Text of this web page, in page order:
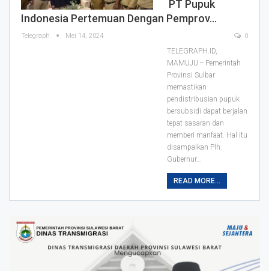
PT Pupuk
Indonesia Pertemuan Dengan Pemprov…
Telegraph Mei 14, 2024 0
TELEGRAPH.ID,
MAMUJU -- Pemerintah
Provinsi Sulbar
memastikan
pendistribusian pupuk
bersubsidi dapat berjalan
tepat sasaran dan
memberi manfaat. Hal itu
disampaikan Plh.
Gubernur…
READ MORE...